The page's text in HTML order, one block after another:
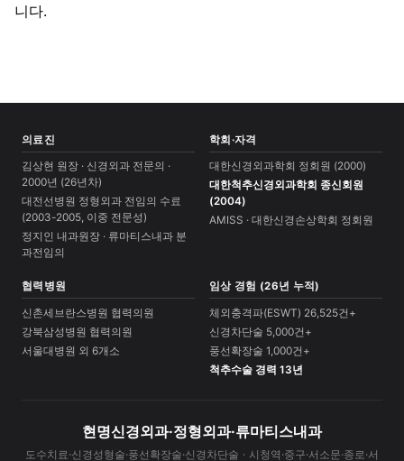
니다.
의료진
김상현 원장 · 신경외과 전문의 ·
2000년 (26년차)
대전선병원 정형외과 전임의 수료
(2003-2005, 이중 전문성)
정지인 내과원장 · 류마티스내과 분
과전임의
학회·자격
대한신경외과학회 정회원 (2000)
대한척추신경외과학회 종신회원
(2004)
AMISS · 대한신경손상학회 정회원
협력병원
신촌세브란스병원 협력의원
강북삼성병원 협력의원
서울대병원 외 6개소
임상 경험 (26년 누적)
체외충격파(ESWT) 26,525건+
신경차단술 5,000건+
풍선확장술 1,000건+
척추수술 경력 13년
현명신경외과·정형외과·류마티스내과
도수치료·신경성형술·풍선확장술·신경차단술 · 시청역·중구·서소문·종로·서